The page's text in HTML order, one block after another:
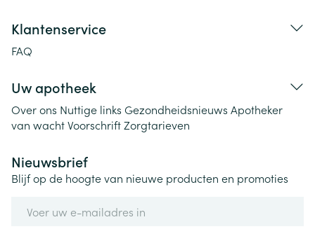
Klantenservice
FAQ
Uw apotheek
Over ons Nuttige links Gezondheidsnieuws Apotheker
van wachtVoorschriftZorgtarieven
Nieuwsbrief
Blijf op de hoogte van nieuwe producten en promoties